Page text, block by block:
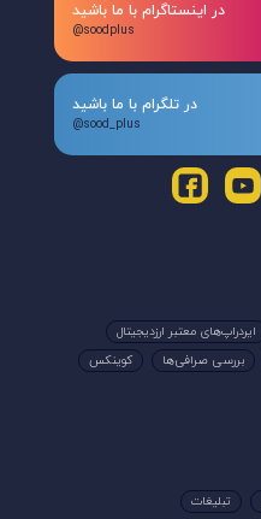
در اینستاگرام با ما باشید
@soodplus
در تلگرام با ما باشید
@sood_plus
ایردراپ‌های معتبر ارزدیجیتال
بررسی صرافی‌ها کوینکس
تبلیغات